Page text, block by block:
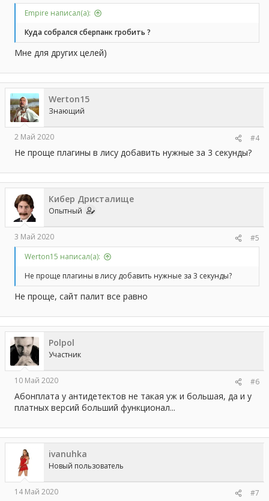
Empire написал(а):
Куда собрался сберпанк гробить ?
Мне для других целей)
Werton15
Знающий
2 Май 2020 #4
Не проще плагины в лису добавить нужные за 3 секунды?
Кибер Дристалище
Опытный
3 Май 2020
#5
Werton15 написал(а):
Не проще плагины в лису добавить нужные за 3 секунды?
Не проще, сайт палит все равно
Polpol
Участник
10 Май 2020 #6
Абонплата у антидетектов не такая уж и большая, да и у
платных версий больший функционал...
ivanuhka
Новый пользователь
14 Май 2020 #7